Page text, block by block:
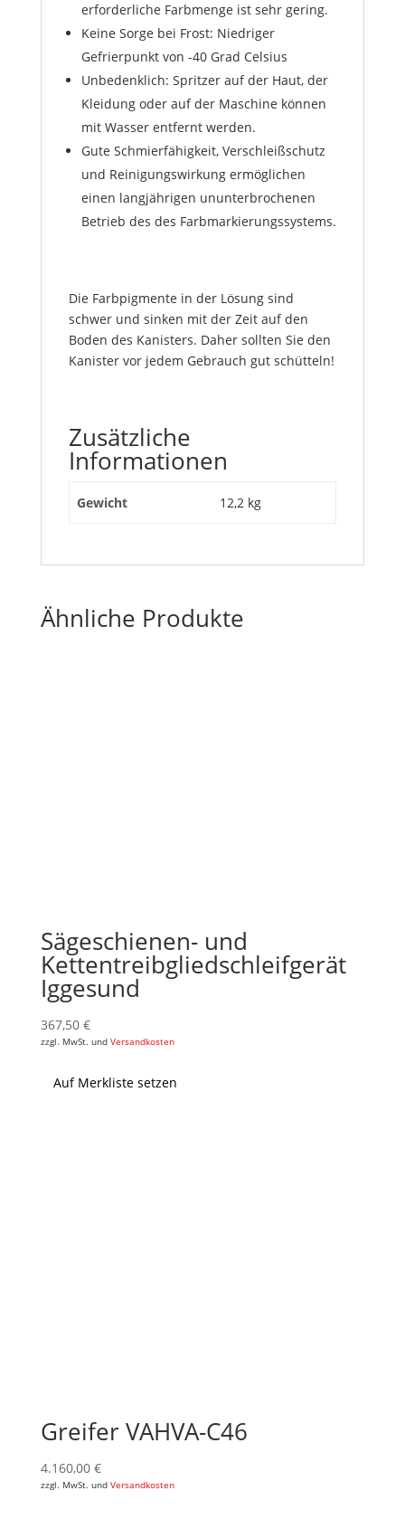
erforderliche Farbmenge ist sehr gering.
Keine Sorge bei Frost: Niedriger
Gefrierpunkt von -40 Grad Celsius
Unbedenklich: Spritzer auf der Haut, der
Kleidung oder auf der Maschine können
mit Wasser entfernt werden.
Gute Schmierfähigkeit, Verschleißschutz
und Reinigungswirkung ermöglichen
einen langjährigen ununterbrochenen
Betrieb des des Farbmarkierungssystems.
Die Farbpigmente in der Lösung sind
schwer und sinken mit der Zeit auf den
Boden des Kanisters. Daher sollten Sie den
Kanister vor jedem Gebrauch gut schütteln!
Zusätzliche
Informationen
Gewicht 12,2 kg
Ähnliche Produkte
Sägeschienen- und
Kettentreibgliedschleifgerät
Iggesund
367,50 €
zzgl. MwSt. und Versandkosten
Auf Merkliste setzen
Greifer VAHVA-C46
4.160,00 €
zzgl. MwSt. und Versandkosten